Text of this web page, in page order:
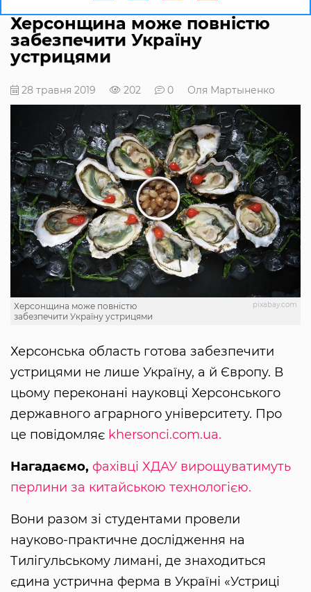
Херсонщина може повністю
забезпечити Україну
устрицями
28 травня 2019 202 0 Оля Мартыненко
pixabay.com
Херсонщина може повністю
забезпечити Україну устрицями
Херсонська область готова забезпечити
устрицями не лише Україну, а й Європу. В
цьому переконані науковці Херсонського
державного аграрного університету. Про
це повідомляє khersonci.com.ua.
Нагадаємо, фахівці ХДАУ вирощуватимуть
перлини за китайською технологією.
Вони разом зі студентами провели
науково-практичне дослідження на
Тилігульському лимані, де знаходиться
єдина устрична ферма в Україні «Устриці